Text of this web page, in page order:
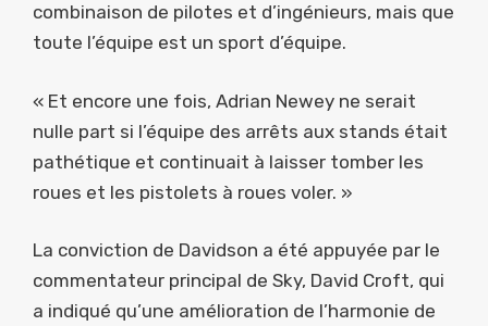
combinaison de pilotes et d’ingénieurs, mais que
toute l’équipe est un sport d’équipe.
« Et encore une fois, Adrian Newey ne serait
nulle part si l’équipe des arrêts aux stands était
pathétique et continuait à laisser tomber les
roues et les pistolets à roues voler. »
La conviction de Davidson a été appuyée par le
commentateur principal de Sky, David Croft, qui
a indiqué qu’une amélioration de l’harmonie de